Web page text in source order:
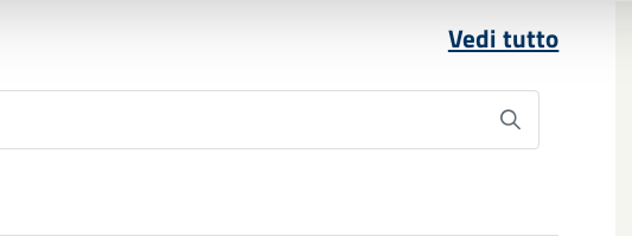
Vedi tutto